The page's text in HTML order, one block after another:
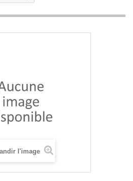
l'image